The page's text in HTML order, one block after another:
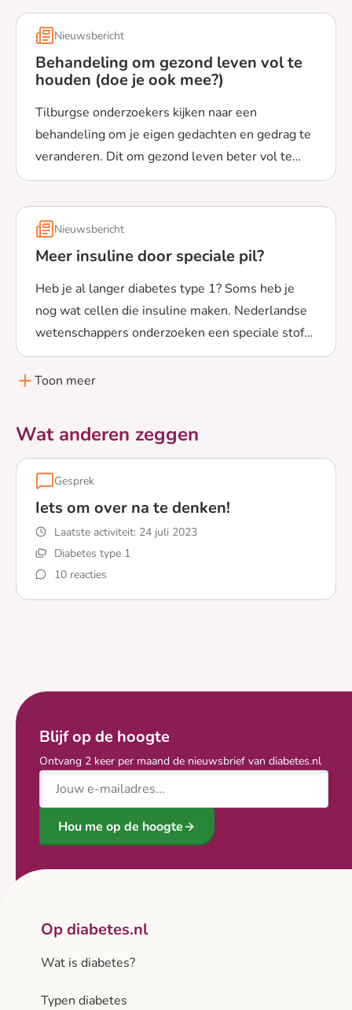
of iemand nog bètacellen heeft, en hoeveel.
Nieuwsbericht
Behandeling om gezond leven vol te
houden (doe je ook mee?)
Tilburgse onderzoekers kijken naar een
behandeling om je eigen gedachten en gedrag te
veranderen. Dit om gezond leven beter vol te
houden. Ze vragen ook deelnemers voor dit
Lees meer over Behandeling om gezond leven vol te
Nieuwsbericht
Meer insuline door speciale pil?
Heb je al langer diabetes type 1? Soms heb je
nog wat cellen die insuline maken. Nederlandse
wetenschappers onderzoeken een speciale stof
die deze cellen kan helpen.
Lees meer over Meer insuline door speciale pil?
Toon meer
Wat anderen zeggen
Gesprek
Iets om over na te denken!
Laatste activiteit: 24 juli 2023
Diabetes type 1
10 reacties
Lees meer over Iets om over na te denken!
Blijf op de hoogte
Ontvang 2 keer per maand de nieuwsbrief van diabetes.nl
E-mailadres
Hou me op de hoogte
Op diabetes.nl
Wat is diabetes?
Typen diabetes